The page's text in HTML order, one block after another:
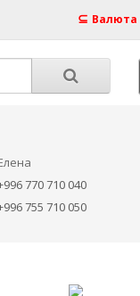
⊆ Валюта
770 710 040
755 710 050